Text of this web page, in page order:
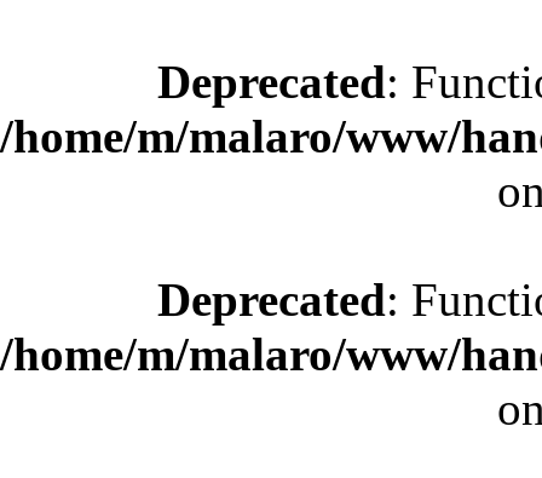
Deprecated:
/home/m/malaro/www/
Deprecated:
/home/m/malaro/www/